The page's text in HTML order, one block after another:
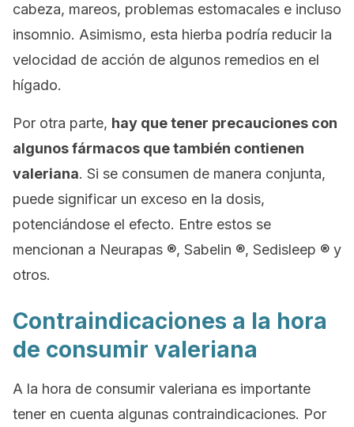
cabeza, mareos, problemas estomacales e incluso
insomnio. Asimismo, esta hierba podría reducir la
velocidad de acción de algunos remedios en el
hígado.
Por otra parte, hay que tener precauciones con
algunos fármacos que también contienen
valeriana. Si se consumen de manera conjunta,
puede significar un exceso en la dosis,
potenciándose el efecto. Entre estos se
mencionan a Neurapas ®, Sabelin ®, Sedisleep ® y
otros.
Contraindicaciones a la hora
de consumir valeriana
A la hora de consumir valeriana es importante
tener en cuenta algunas contraindicaciones. Por